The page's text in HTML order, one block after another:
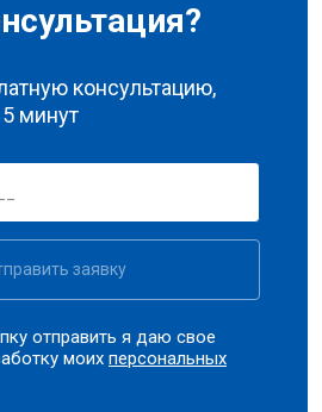
консультацию,
минут
заявку
отправить я даю свое
моихперсональных